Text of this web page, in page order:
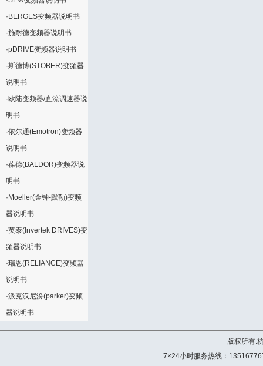
· BERGES变频器说明书
·施耐德变频器说明书
·pDRIVE变频器说明书
·斯德博(STOBER)变频器
说明书
·欧陆变频器/直流调速器说
明书
·依尔通(Emotron)变频器
说明书
·葆德(BALDOR)变频器说
明书
· Moeller(金钟-默勒)变频
器说明书
·英泰(Invertek DRIVES)变
频器说明书
·瑞恩(RELIANCE)变频器
说明书
·派克汉尼汾(parker)变频
器说明书
版权所有:
7×24小时服务热线：